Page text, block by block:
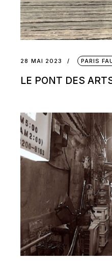
28 MAI 2023 PARIS
LE PONT DES